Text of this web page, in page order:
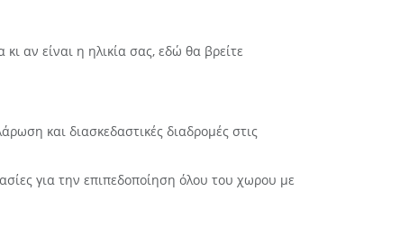
αν είναι η ηλικία σας, εδώ θα βρείτε
και διασκεδαστικές διαδρομές στις
για την επιπεδοποίηση όλου του χωρου με